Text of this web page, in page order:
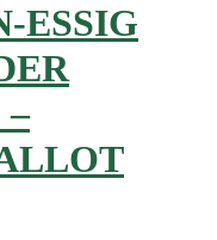
K
P
2